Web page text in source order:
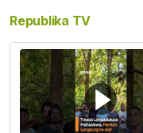
Republika TV